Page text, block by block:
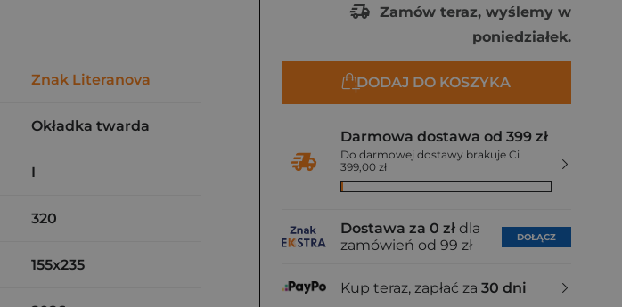
Zamów teraz, wyślemy w
poniedziałek.
DODAJ DO KOSZYKA
Darmowa dostawa od 399 zł
Do darmowej dostawy brakuje Ci
399,00 zł
Dostawa za 0 zł dla
zamówień od 99 zł
DOŁĄCZ
Kup teraz, zapłać za 30 dni
Znak Literanova
Okładka twarda
I
320
155x235